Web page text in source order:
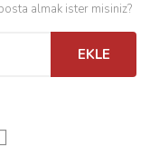
almak ister misiniz?
EKLE